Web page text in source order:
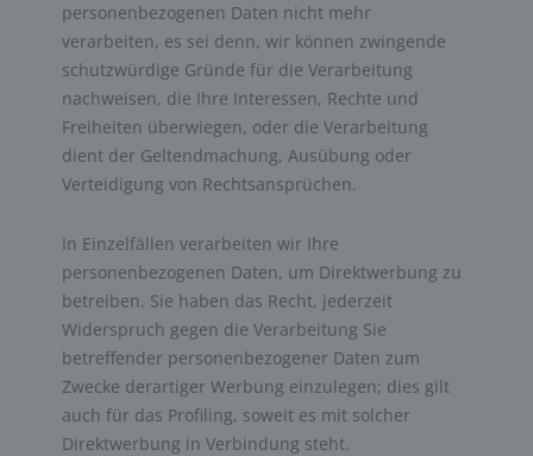
personenbezogenen Daten nicht mehr
verarbeiten, es sei denn, wir können zwingende
schutzwürdige Gründe für die Verarbeitung
nachweisen, die Ihre Interessen, Rechte und
Freiheiten überwiegen, oder die Verarbeitung
dient der Geltendmachung, Ausübung oder
Verteidigung von Rechtsansprüchen.
In Einzelfällen verarbeiten wir Ihre
personenbezogenen Daten, um Direktwerbung zu
betreiben. Sie haben das Recht, jederzeit
Widerspruch gegen die Verarbeitung Sie
betreffender personenbezogener Daten zum
Zwecke derartiger Werbung einzulegen; dies gilt
auch für das Profiling, soweit es mit solcher
Direktwerbung in Verbindung steht.